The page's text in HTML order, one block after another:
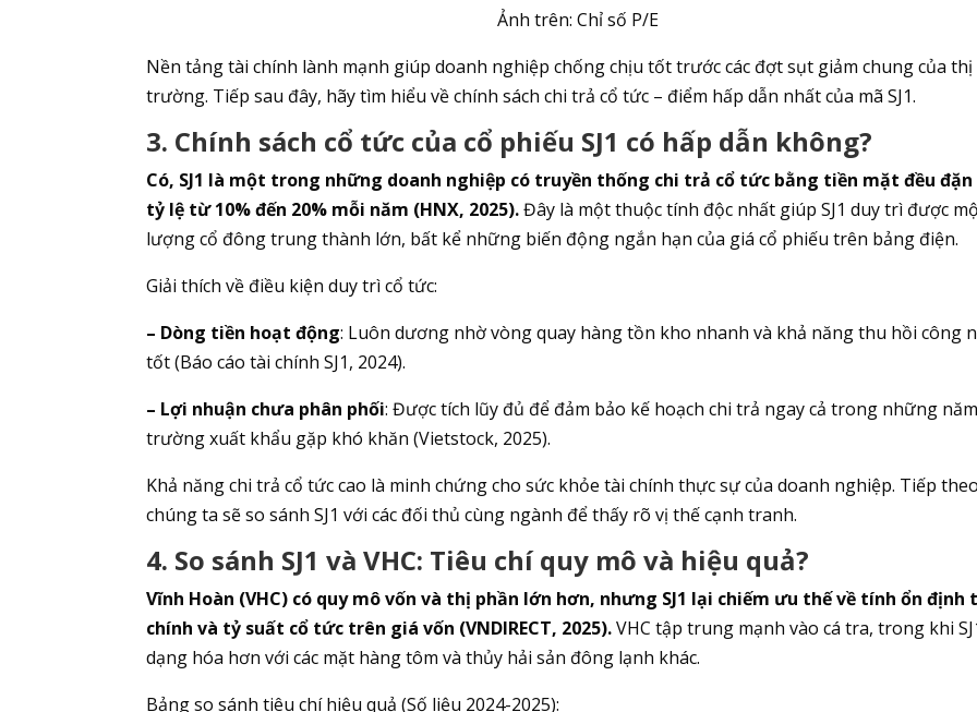
Ảnh trên: Chỉ số P/E
Nền tảng tài chính lành mạnh giúp doanh nghiệp chống chịu tốt trước các đợt sụt giảm chung của thị
trường. Tiếp sau đây, hãy tìm hiểu về chính sách chi trả cổ tức – điểm hấp dẫn nhất của mã SJ1.
3. Chính sách cổ tức của cổ phiếu SJ1 có hấp dẫn không?
Có, SJ1 là một trong những doanh nghiệp có truyền thống chi trả cổ tức bằng tiền mặt đều
tỷ lệ từ 10% đến 20% mỗi năm (HNX, 2025).Đây là một thuộc tính độc nhất giúp SJ1 duy trì được
lượng cổ đông trung thành lớn, bất kể những biến động ngắn hạn của giá cổ phiếu trên bảng điện.
Giải thích về điều kiện duy trì cổ tức:
– Dòng tiền hoạt động: Luôn dương nhờ vòng quay hàng tồn kho nhanh và khả năng thu hồi công
tốt (Báo cáo tài chính SJ1, 2024).
– Lợi nhuận chưa phân phối: Được tích lũy đủ để đảm bảo kế hoạch chi trả ngay cả trong những
trường xuất khẩu gặp khó khăn (Vietstock, 2025).
Khả năng chi trả cổ tức cao là minh chứng cho sức khỏe tài chính thực sự của doanh nghiệp. Tiếp
chúng ta sẽ so sánh SJ1 với các đối thủ cùng ngành để thấy rõ vị thế cạnh tranh.
4. So sánh SJ1 và VHC: Tiêu chí quy mô và hiệu quả?
Vĩnh Hoàn (VHC) có quy mô vốn và thị phần lớn hơn, nhưng SJ1 lại chiếm ưu thế về tính ổn định
chính và tỷ suất cổ tức trên giá vốn (VNDIRECT, 2025).VHC tập trung mạnh vào cá tra, trong khi
dạng hóa hơn với các mặt hàng tôm và thủy hải sản đông lạnh khác.
Bảng so sánh tiêu chí hiệu quả (Số liệu 2024-2025):